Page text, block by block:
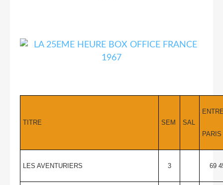
TITRE SEM SAL
PARIS
LES AVENTURIERS 3 69